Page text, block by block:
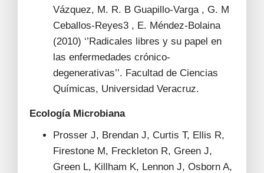
Vázquez, M. R. B Guapillo-Varga , G. M
Ceballos-Reyes3 , E. Méndez-Bolaina
(2010) ‘’Radicales libres y su papel en
las enfermedades crónico-
degenerativas’’. Facultad de Ciencias
Químicas, Universidad Veracruz.
Ecología Microbiana
Prosser J, Brendan J, Curtis T, Ellis R,
Firestone M, Freckleton R, Green J,
Green L, Killham K, Lennon J, Osborn A,